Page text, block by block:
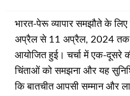
भारत-पेरू व्यापार समझौते के लिए
अप्रैल से 11 अप्रैल, 2024 तक
आयोजित हुई। चर्चा में एक-दूसरे
चिंताओं को समझना और यह
कि बातचीत आपसी सम्मान और